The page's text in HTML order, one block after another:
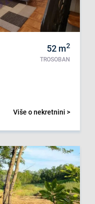
52 m2
TROSOBAN
Više o nekretnini >